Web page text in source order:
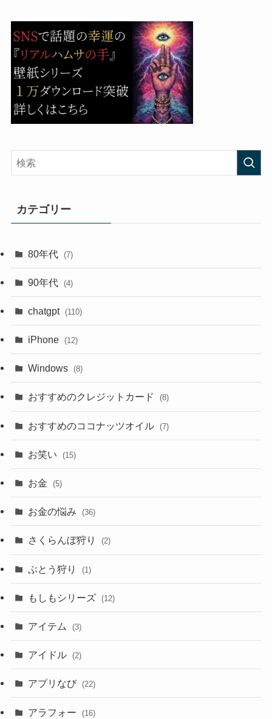
カテゴリー
80年代 (7)
90年代 (4)
chatgpt (110)
iPhone (12)
Windows (8)
おすすめのクレジットカード (8)
おすすめのココナッツオイル (7)
お笑い (15)
お金 (5)
お金の悩み (36)
さくらんぼ狩り (2)
ぶとう狩り (1)
もしもシリーズ (12)
アイテム (3)
アイドル (2)
アプリなび (22)
アラフォー (16)